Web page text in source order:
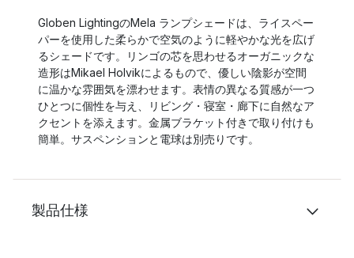
Globen LightingのMela ランプシェードは、ライスペー
パーを使用した柔らかで空気のように軽やかな光を広げ
るシェードです。リンゴの芯を思わせるオーガニックな
造形はMikael Holvikによるもので、優しい陰影が空間
に温かな雰囲気を漂わせます。表情の異なる質感が一つ
ひとつに個性を与え、リビング・寝室・廊下に自然なア
クセントを添えます。金属ブラケット付きで取り付けも
簡単。サスペンションと電球は別売りです。
製品仕様